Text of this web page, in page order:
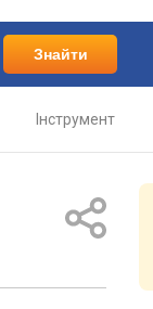
Знайти
Інструмент